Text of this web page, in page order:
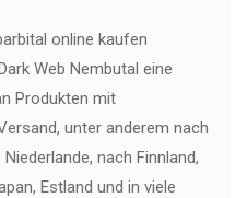
online kaufen
Web Nembutal eine
Produkten mit
unter anderem nach
nach Finnland,
Estland und in viele